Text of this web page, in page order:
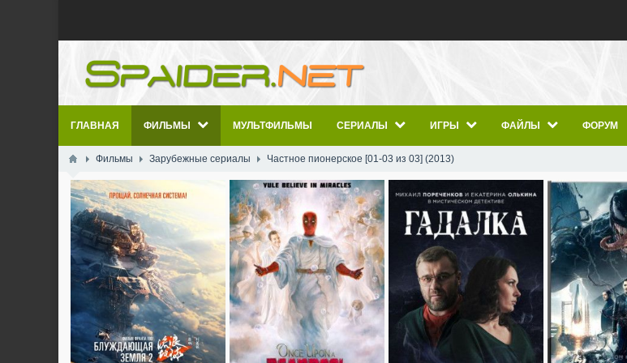
ГЛАВНАЯ ФИЛЬМЫ МУЛЬТФИЛЬМЫ СЕРИАЛЫ ИГРЫ ФАЙЛЫ ФОРУМ
Фильмы Зарубежные сериалы Частное пионерское [01-03 из 03] (2013)